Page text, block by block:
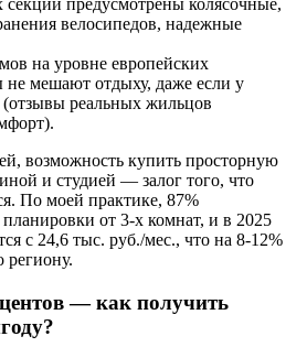
секций предусмотрены колясочные,
велосипедов, надежные
на уровне европейских
не мешают отдыху, даже если у
(отзывы реальных жильцов
возможность купить просторную
и студией — залог того, что
По моей практике, 87%
от 3-х комнат, и в 2025
с 24,6 тыс. руб./мес., что на 8-12%
региону.
— как получить